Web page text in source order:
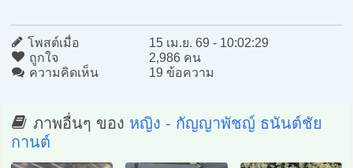
โพสต์เมื่อ
15 เม.ย. 69 - 10:02:29
ถูกใจ
2,986 คน
ความคิดเห็น
19 ข้อความ
ภาพอื่นๆ ของ หญิง - กัญญาพัชญ์ ธนันต์ชัย
กานต์